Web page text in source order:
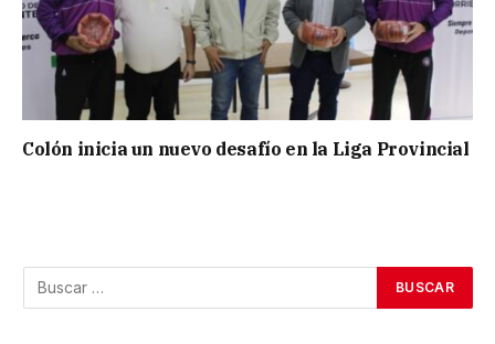
Colón inicia un nuevo desafío en la Liga Provincial